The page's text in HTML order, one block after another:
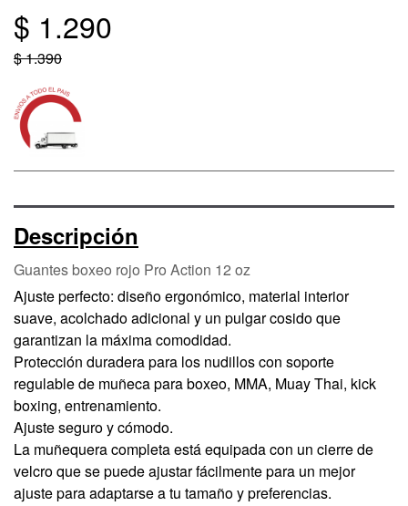
$ 1.290
$ 1.390
Descripción
Guantes boxeo rojo Pro Action 12 oz
Ajuste perfecto: diseño ergonómico, material interior
suave, acolchado adicional y un pulgar cosido que
garantizan la máxima comodidad.
Protección duradera para los nudillos con soporte
regulable de muñeca para boxeo, MMA, Muay Thai, kick
boxing, entrenamiento.
Ajuste seguro y cómodo.
La muñequera completa está equipada con un cierre de
velcro que se puede ajustar fácilmente para un mejor
ajuste para adaptarse a tu tamaño y preferencias.